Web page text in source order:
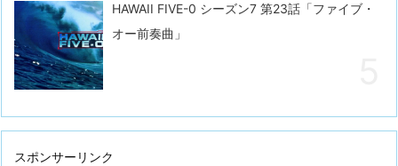
HAWAII FIVE-0 シーズン7 第23話「ファイブ・
オー前奏曲」
スポンサーリンク